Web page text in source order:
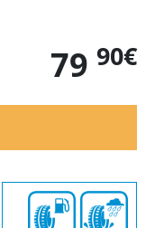
79 90€